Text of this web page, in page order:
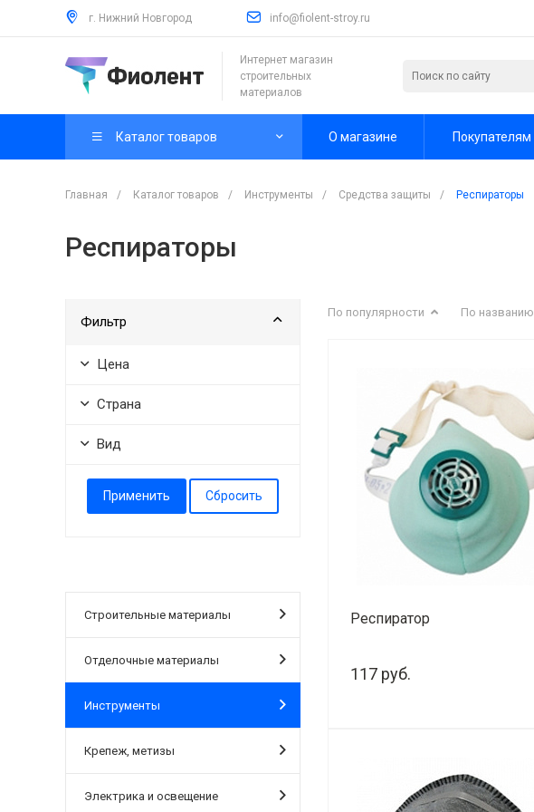
г. Нижний Новгород info@fiolent-stroy.ru
Интернет магазин
строительных
материалов
Каталог товаров О магазине Покупателям
Главная / Каталог товаров / Инструменты / Средства защиты / Респираторы
Респираторы
Фильтр
Цена
Страна
Вид
Строительные материалы
Отделочные материалы
Инструменты
Крепеж, метизы
Электрика и освещение
По популярности По названию
Респиратор
117 руб.